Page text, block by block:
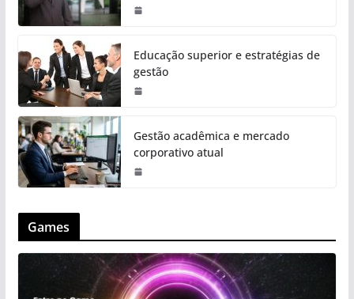
Educação superior e estratégias de
gestão
Gestão acadêmica e mercado
corporativo atual
Games